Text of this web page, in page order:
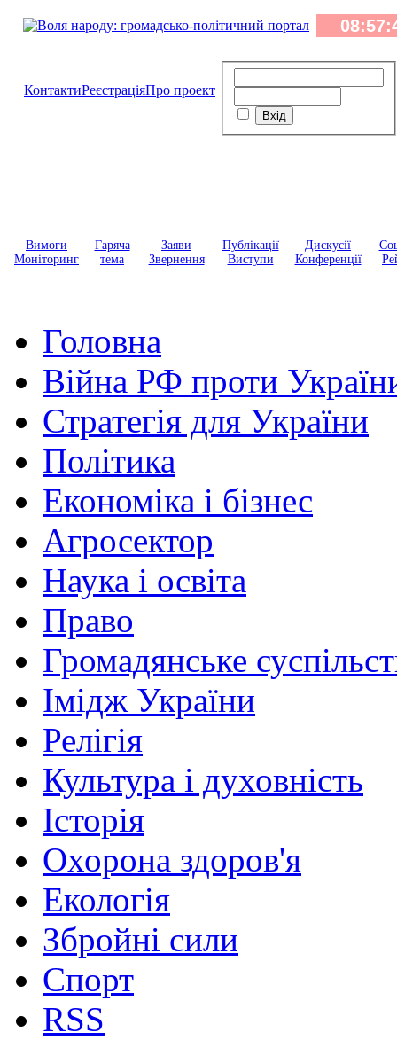
КонтактиРеєстраціяПро проект
Вимоги
Моніторинг
Гаряча
тема
Заяви
Звернення
Публікації
Виступи
Дискусії
Конференції
Головна
Війна РФ проти
Стратегія для України
Політика
Економіка і бізнес
Агросектор
Наука і освіта
Право
Громадянське
Імідж України
Релігія
Культура і духовність
Історія
Охорона здоров'я
Екологія
Збройні сили
Спорт
RSS